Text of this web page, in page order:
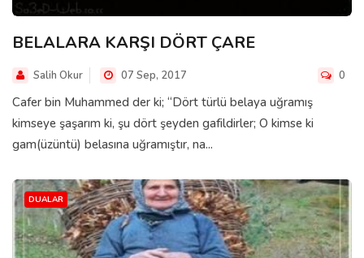
BELALARA KARŞI DÖRT ÇARE
Salih Okur 07 Sep, 2017 0
Cafer bin Muhammed der ki; “Dört türlü belaya uğramış
kimseye şaşarım ki, şu dört şeyden gafildirler; O kimse ki
gam(üzüntü) belasına uğramıştır, na...
DUALAR